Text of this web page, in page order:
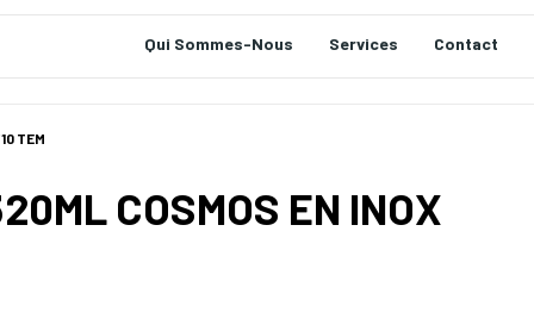
Qui Sommes-Nous Services Contact
TEM
COSMOS EN INOX